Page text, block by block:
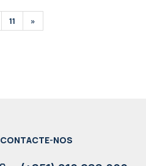
11 »
CONTACTE-NOS